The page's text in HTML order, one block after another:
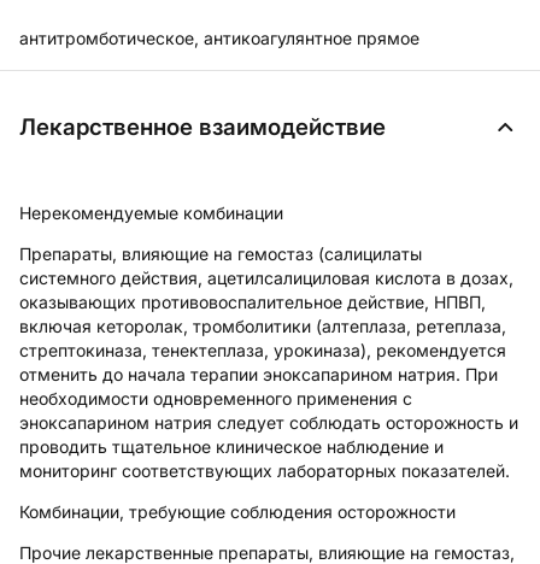
антитромботическое, антикоагулянтное прямое
Лекарственное взаимодействие
Нерекомендуемые комбинации
Препараты, влияющие на гемостаз (салицилаты
системного действия, ацетилсалициловая кислота в дозах,
оказывающих противовоспалительное действие, НПВП,
включая кеторолак, тромболитики (алтеплаза, ретеплаза,
стрептокиназа, тенектеплаза, урокиназа), рекомендуется
отменить до начала терапии эноксапарином натрия. При
необходимости одновременного применения с
эноксапарином натрия следует соблюдать осторожность и
проводить тщательное клиническое наблюдение и
мониторинг соответствующих лабораторных показателей.
Комбинации, требующие соблюдения осторожности
Прочие лекарственные препараты, влияющие на гемостаз,